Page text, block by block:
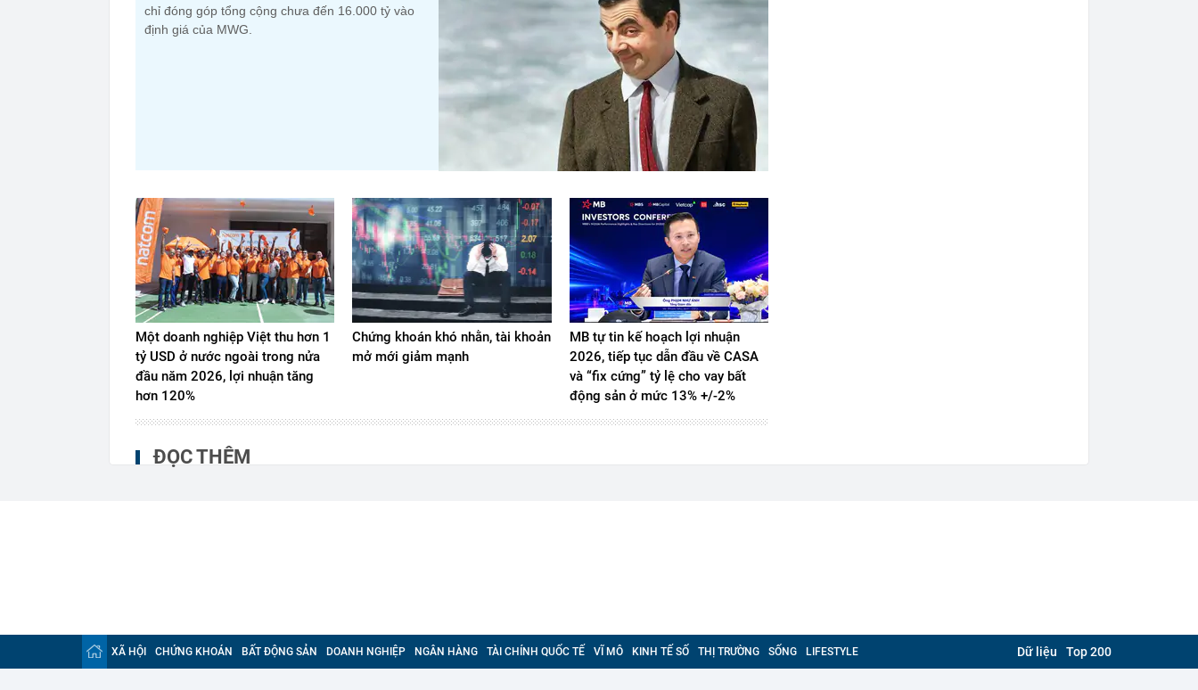
chỉ đóng góp tổng cộng chưa đến 16.000 tỷ vào
định giá của MWG.
Một doanh nghiệp Việt thu hơn 1
tỷ USD ở nước ngoài trong nửa
đầu năm 2026, lợi nhuận tăng
hơn 120%
Chứng khoán khó nhằn, tài khoản
mở mới giảm mạnh
MB tự tin kế hoạch lợi nhuận
2026, tiếp tục dẫn đầu về CASA
và “fix cứng” tỷ lệ cho vay bất
động sản ở mức 13% +/-2%
ĐỌC THÊM
XÃ HỘI CHỨNG KHOÁN BẤT ĐỘNG SẢN DOANH NGHIỆP NGÂN HÀNG TÀI CHÍNH QUỐC TẾ VĨ MÔ KINH TẾ SỐ THỊ TRƯỜNG SỐNG LIFESTYLE Dữ liệu Top 200